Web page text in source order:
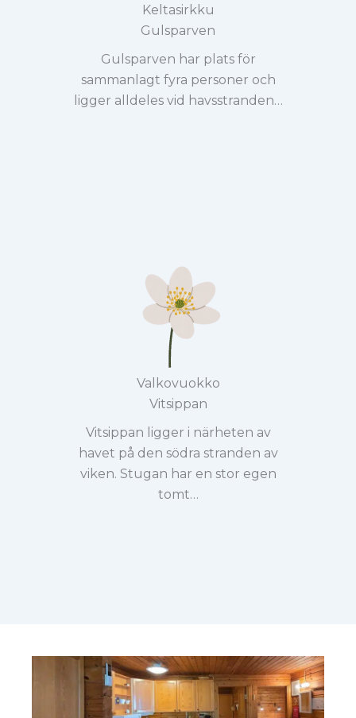
Keltasirkku
Gulsparven
Gulsparven har plats för
sammanlagt fyra personer och
ligger alldeles vid havsstranden…
Valkovuokko
Vitsippan
Vitsippan ligger i närheten av
havet på den södra stranden av
viken. Stugan har en stor egen
tomt…